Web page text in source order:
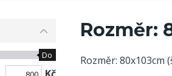
Rozměr:
Rozměr: 80x103cm
Do